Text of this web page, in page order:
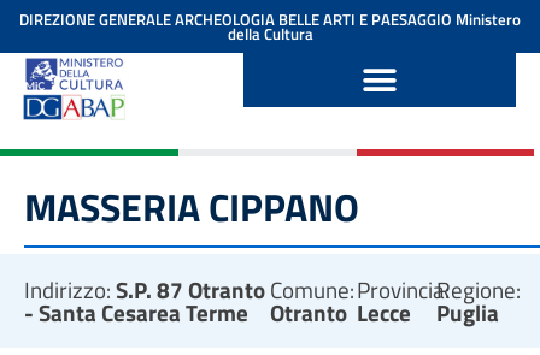
contenuto
DIREZIONE GENERALE ARCHEOLOGIA BELLE ARTI E PAESAGGIO Ministero
della Cultura
MASSERIA CIPPANO
Indirizzo:S.P. 87 Otranto
- Santa Cesarea Terme
Comune:
Otranto
Provincia:
Lecce
Regione:
Puglia